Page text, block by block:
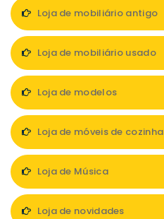
Loja de mobiliário antigo
Loja de mobiliário usado
Loja de modelos
Loja de móveis de cozinha
Loja de Música
Loja de novidades